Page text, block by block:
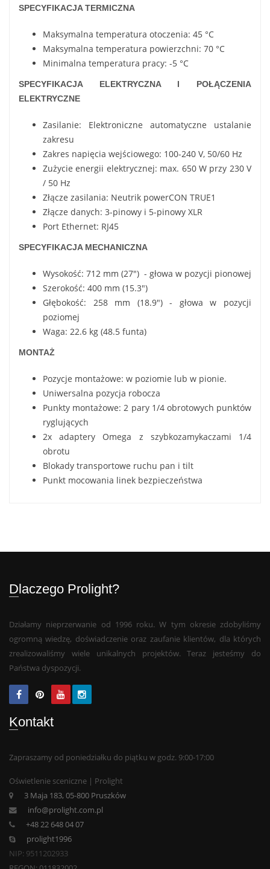
SPECYFIKACJA TERMICZNA
Maksymalna temperatura otoczenia: 45 °C
Maksymalna temperatura powierzchni: 70 °C
Minimalna temperatura pracy: -5 °C
SPECYFIKACJA ELEKTRYCZNA I POŁĄCZENIA
ELEKTRYCZNE
Zasilanie: Elektroniczne automatyczne ustalanie
zakresu
Zakres napięcia wejściowego: 100-240 V, 50/60 Hz
Zużycie energii elektrycznej: max. 650 W przy 230 V
/ 50 Hz
Złącze zasilania: Neutrik powerCON TRUE1
Złącze danych: 3-pinowy i 5-pinowy XLR
Port Ethernet: RJ45
SPECYFIKACJA MECHANICZNA
Wysokość: 712 mm (27") - głowa w pozycji pionowej
Szerokość: 400 mm (15.3")
Głębokość: 258 mm (18.9") - głowa w pozycji
poziomej
Waga: 22.6 kg (48.5 funta)
MONTAŻ
Pozycje montażowe: w poziomie lub w pionie.
Uniwersalna pozycja robocza
Punkty montażowe: 2 pary 1/4 obrotowych punktów
ryglujących
2x adaptery Omega z szybkozamykaczami 1/4
obrotu
Blokady transportowe ruchu pan i tilt
Punkt mocowania linek bezpieczeństwa
Dlaczego Prolight?
Działamy nieprzerwanie od 1996 roku. W tym okresie zdobyliśmy
ogromną wiedzę, doświadczenie oraz zaufanie klientów, dla których
zrealizowaliśmy wiele unikalnych projektów. Teraz jesteśmy do
Państwa dyspozycji.
Kontakt
Zapraszamy od poniedziałku do piątku w godz. 9:00-17:00
Oświetlenie sceniczne | Prolight
3 Maja 183, 05-800 Pruszków
info@prolight.com.pl
+48 22 648 04 07
prolight1996
NIP: 9511202933